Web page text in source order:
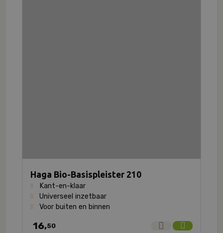
Haga Bio-Basispleister 210
Kant-en-klaar
Universeel inzetbaar
Voor buiten en binnen
16,50